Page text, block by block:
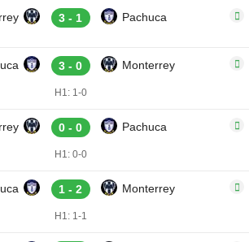
3 - 1 Pachuca
3 - 0 Monterrey
H1: 1-0
0 - 0 Pachuca
H1: 0-0
1 - 2 Monterrey
H1: 1-1